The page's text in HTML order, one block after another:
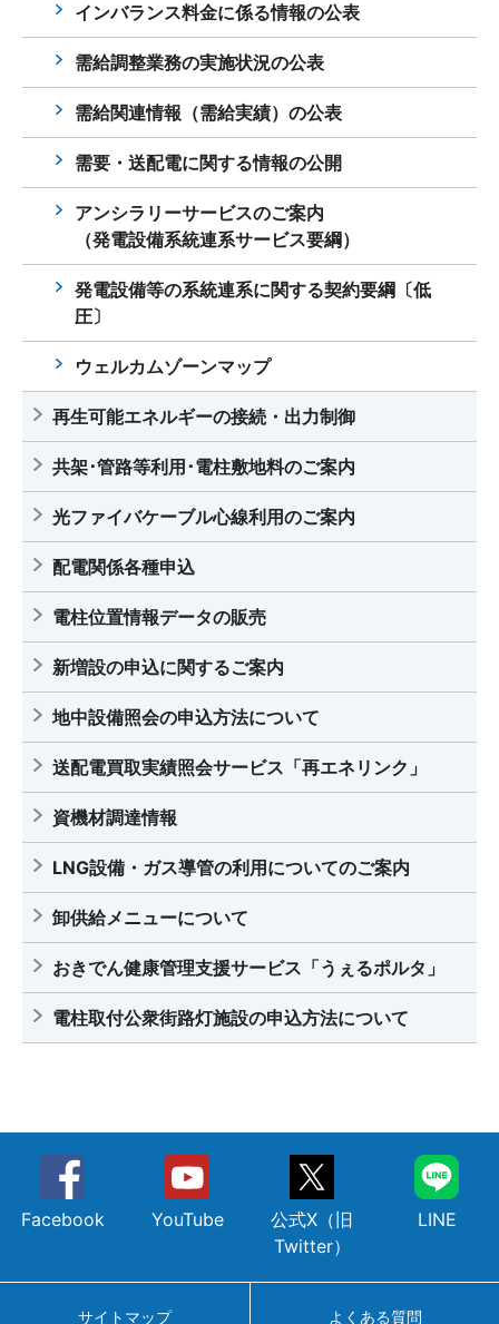
インバランス料金に係る情報の公表
需給調整業務の実施状況の公表
需給関連情報（需給実績）の公表
需要・送配電に関する情報の公開
アンシラリーサービスのご案内
（発電設備系統連系サービス要綱）
発電設備等の系統連系に関する契約要綱〔低
圧〕
ウェルカムゾーンマップ
再生可能エネルギーの接続・出力制御
共架･管路等利用･電柱敷地料のご案内
光ファイバケーブル心線利用のご案内
配電関係各種申込
電柱位置情報データの販売
新増設の申込に関するご案内
地中設備照会の申込方法について
送配電買取実績照会サービス「再エネリンク」
資機材調達情報
LNG設備・ガス導管の利用についてのご案内
卸供給メニューについて
おきでん健康管理支援サービス「うぇるポルタ」
電柱取付公衆街路灯施設の申込方法について
Facebook YouTube
公式X（旧
Twitter）
LINE
サイトマップ よくある質問